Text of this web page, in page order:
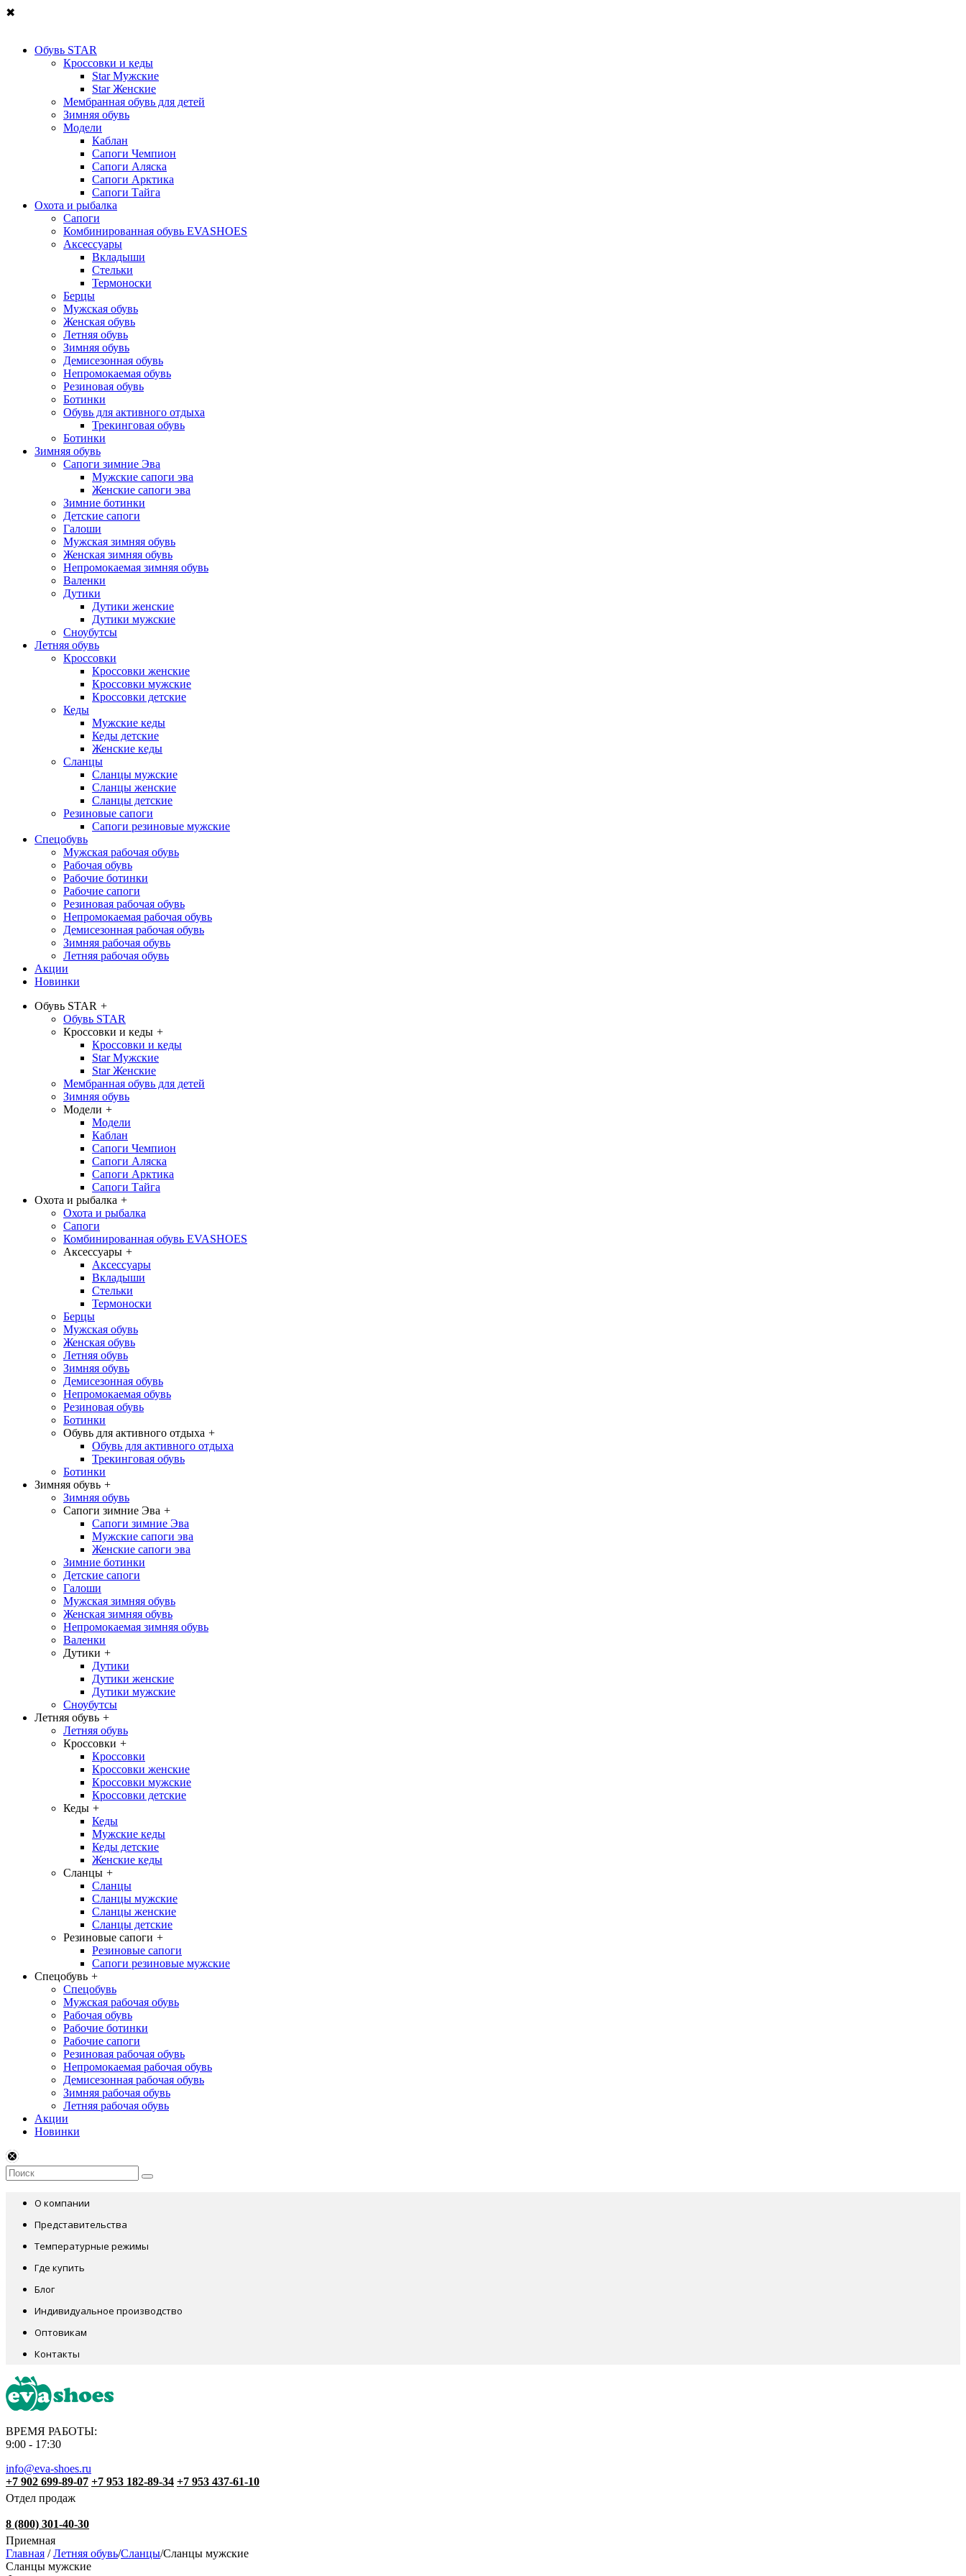
✖
Обувь STAR
Кроссовки и кеды
Star Мужские
Star Женские
Мембранная обувь для детей
Зимняя обувь
Модели
Каблан
Сапоги Чемпион
Сапоги Аляска
Сапоги Арктика
Сапоги Тайга
Охота и рыбалка
Сапоги
Комбинированная обувь EVASHOES
Аксессуары
Вкладыши
Стельки
Термоноски
Берцы
Мужская обувь
Женская обувь
Летняя обувь
Зимняя обувь
Демисезонная обувь
Непромокаемая обувь
Резиновая обувь
Ботинки
Обувь для активного отдыха
Трекинговая обувь
Ботинки
Зимняя обувь
Сапоги зимние Эва
Мужские сапоги эва
Женские сапоги эва
Зимние ботинки
Детские сапоги
Галоши
Мужская зимняя обувь
Женская зимняя обувь
Непромокаемая зимняя обувь
Валенки
Дутики
Дутики женские
Дутики мужские
Сноубутсы
Летняя обувь
Кроссовки
Кроссовки женские
Кроссовки мужские
Кроссовки детские
Кеды
Мужские кеды
Кеды детские
Женские кеды
Сланцы
Сланцы мужские
Сланцы женские
Сланцы детские
Резиновые сапоги
Сапоги резиновые мужские
Спецобувь
Мужская рабочая обувь
Рабочая обувь
Рабочие ботинки
Рабочие сапоги
Резиновая рабочая обувь
Непромокаемая рабочая обувь
Демисезонная рабочая обувь
Зимняя рабочая обувь
Летняя рабочая обувь
Акции
Новинки
Обувь STAR +
Обувь STAR
Кроссовки и кеды +
Кроссовки и кеды
Star Мужские
Star Женские
Мембранная обувь для детей
Зимняя обувь
Модели +
Модели
Каблан
Сапоги Чемпион
Сапоги Аляска
Сапоги Арктика
Сапоги Тайга
Охота и рыбалка +
Охота и рыбалка
Сапоги
Комбинированная обувь EVASHOES
Аксессуары +
Аксессуары
Вкладыши
Стельки
Термоноски
Берцы
Мужская обувь
Женская обувь
Летняя обувь
Зимняя обувь
Демисезонная обувь
Непромокаемая обувь
Резиновая обувь
Ботинки
Обувь для активного отдыха +
Обувь для активного отдыха
Трекинговая обувь
Ботинки
Зимняя обувь +
Зимняя обувь
Сапоги зимние Эва +
Сапоги зимние Эва
Мужские сапоги эва
Женские сапоги эва
Зимние ботинки
Детские сапоги
Галоши
Мужская зимняя обувь
Женская зимняя обувь
Непромокаемая зимняя обувь
Валенки
Дутики +
Дутики
Дутики женские
Дутики мужские
Сноубутсы
Летняя обувь +
Летняя обувь
Кроссовки +
Кроссовки
Кроссовки женские
Кроссовки мужские
Кроссовки детские
Кеды +
Кеды
Мужские кеды
Кеды детские
Женские кеды
Сланцы +
Сланцы
Сланцы мужские
Сланцы женские
Сланцы детские
Резиновые сапоги +
Резиновые сапоги
Сапоги резиновые мужские
Спецобувь +
Спецобувь
Мужская рабочая обувь
Рабочая обувь
Рабочие ботинки
Рабочие сапоги
Резиновая рабочая обувь
Непромокаемая рабочая обувь
Демисезонная рабочая обувь
Зимняя рабочая обувь
Летняя рабочая обувь
Акции
Новинки
О компании
Представительства
Температурные режимы
Где купить
Блог
Индивидуальное производство
Оптовикам
Контакты
ВРЕМЯ РАБОТЫ:
9:00 - 17:30
info@eva-shoes.ru
+7 902 699-89-07 +7 953 182-89-34 +7 953 437-61-10
Отдел продаж
8 (800) 301-40-30
Приемная
Главная / Летняя обувь/Сланцы/Сланцы мужские
Сланцы мужские